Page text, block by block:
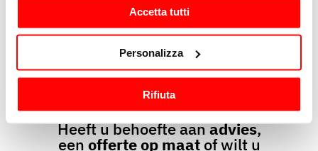
sull'icona di attivazione della privacy.
raccogliere informazioni sulla tua posizione
geografica, con un'approssimazione di qualche
Identificare il tuo dispositivo, scansionandolo
attivamente alla ricerca di caratteristiche specifiche
(impronte digitali).
Accetta tutti
Personalizza
Rifiuta
1
Heeft u behoefte aanadvies,
een offerte op maatof wilt u